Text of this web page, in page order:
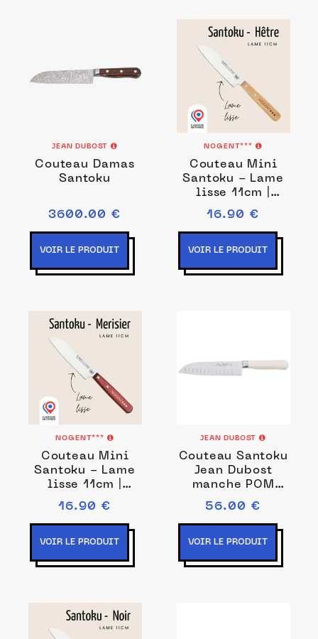
JEAN DUBOST
Couteau Damas
Santoku
3600.00 €
VOIR LE PRODUIT
NOGENT***
Couteau Mini
Santoku - Lame
lisse 11cm |
Nogent Iconic
16.90 €
VOIR LE PRODUIT
NOGENT***
Couteau Mini
Santoku - Lame
lisse 11cm |
Nogent Iconic
16.90 €
VOIR LE PRODUIT
JEAN DUBOST
Couteau Santoku
Jean Dubost
manche POM
blanc
56.00 €
VOIR LE PRODUIT